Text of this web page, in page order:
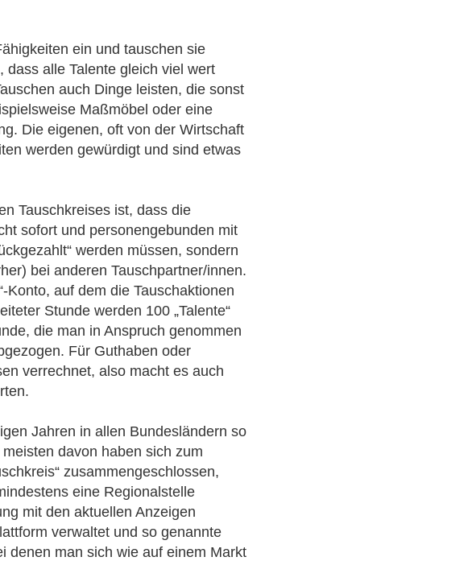
ein und tauschen sie
dass alle Talente gleich viel wert
auch Dinge leisten, die sonst
Maßmöbel oder eine
Die eigenen, oft von der Wirtschaft
werden gewürdigt und sind etwas
Tauschkreises ist, dass die
sofort und personengebunden mit
werden müssen, sondern
bei anderen Tauschpartner/innen.
Konto, auf dem die Tauschaktionen
Stunde werden 100 „Talente“
die man in Anspruch genommen
Für Guthaben oder
verrechnet, also macht es auch
Jahren in allen Bundesländern so
davon haben sich zum
zusammengeschlossen,
eine Regionalstelle
mit den aktuellen Anzeigen
verwaltet und so genannte
denen man sich wie auf einem Markt